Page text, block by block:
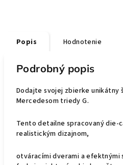
Popis Hodnotenie
Podrobný popis
Dodajte svojej zbierke unikátny
Mercedesom triedy G.
Tentodetailne spracovaný die-
realistickým dizajnom,
otváracími dverami a efektnými